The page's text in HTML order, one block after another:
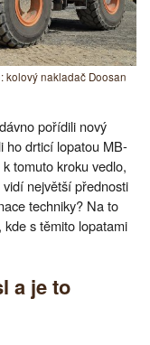
kolový nakladač Doosan
pořídili nový
ho drticí lopatou MB-
tomuto kroku vedlo,
největší přednosti
techniky? Na to
s těmito lopatami
a je to